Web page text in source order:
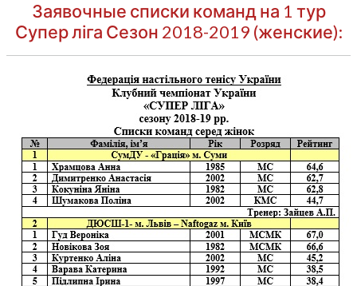
Заявочные списки команд на 1 тур
Супер ліга Сезон 2018-2019 (женские):